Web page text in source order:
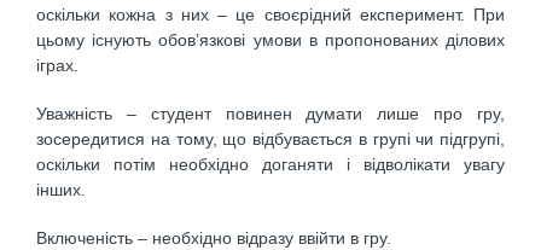
оскільки кожна з них – це своєрідний експеримент. При
цьому існують обов’язкові умови в пропонованих ділових
іграх.
Уважність – студент повинен думати лише про гру,
зосередитися на тому, що відбувається в групі чи підгрупі,
оскільки потім необхідно доганяти і відволікати увагу
інших.
Включеність – необхідно відразу ввійти в гру.